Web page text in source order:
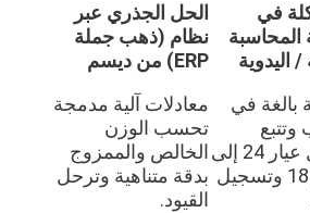
في
المحاسبة
/ اليدوية
الحل الجذري عبر
نظام (ذهب جملة
ERP) من ديسم
بالغة في
تحويل عيار 24 إلى
21 أو 18 وتسجيل
معادلات آلية مدمجة
تحسب الوزن
الخالص والممزوج
بدقة متناهية وترحل
القيود.